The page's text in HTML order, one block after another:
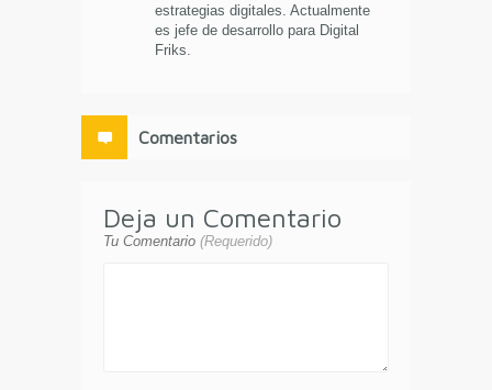
estrategias digitales. Actualmente
es jefe de desarrollo para Digital
Friks.
Comentarios
Deja un Comentario
Tu Comentario (Requerido)